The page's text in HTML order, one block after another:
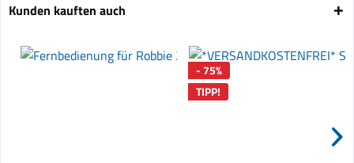
Kunden kauften auch
- 75%
TIPP!